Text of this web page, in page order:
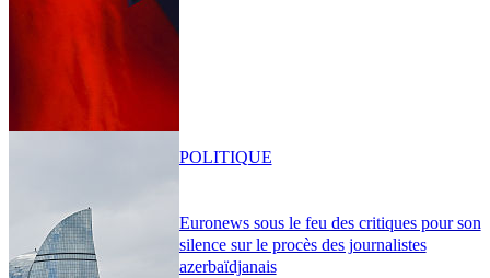
Euronews sous le feu des critiques pour son
silence sur le procès des journalistes
azerbaïdjanais
POLITIQUE